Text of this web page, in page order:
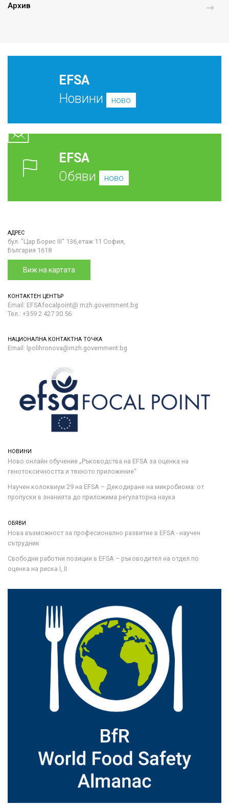
Архив
EFSA
Новини
ново
EFSA
Обяви
ново
АДРЕС
бул. "Цар Борис III" 136,етаж 11 София,
България 1618
Виж на картата
КОНТАКТЕН ЦЕНТЪР
Email: EFSAfocalpoint@ mzh.government.bg
Тел.: +359 2 427 30 56
НАЦИОНАЛНА КОНТАКТНА ТОЧКА
Email: lpolihronova@mzh.government.bg
НОВИНИ
Ново онлайн обучение „Ръководства на ЕFSA за оценка на
генотоксичността и тяхното приложение“
Научен колоквиум 29 на EFSA – Декодиране на микробиома: от
пропуски в знанията до приложима регулаторна наука
ОБЯВИ
Нова възможност за професионално развитие в EFSA - научен
сътрудник
Свободни работни позиции в EFSA – ръководител на отдел по
оценка на риска I, II